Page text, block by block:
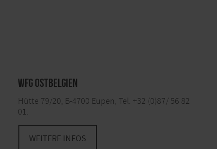
WfG Ostbelgien
Hütte 79/20, B-4700 Eupen, Tel. +32 (0)87/ 56 82
01.
WEITERE INFOS